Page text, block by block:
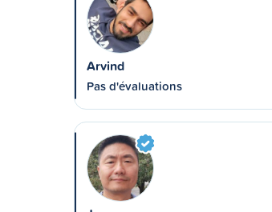
Arvind
Pas d'évaluations